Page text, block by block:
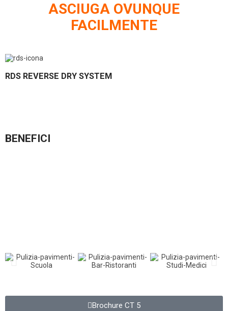
ASCIUGA OVUNQUE
FACILMENTE
RDS REVERSE DRY SYSTEM
BENEFICI
Brochure CT 5